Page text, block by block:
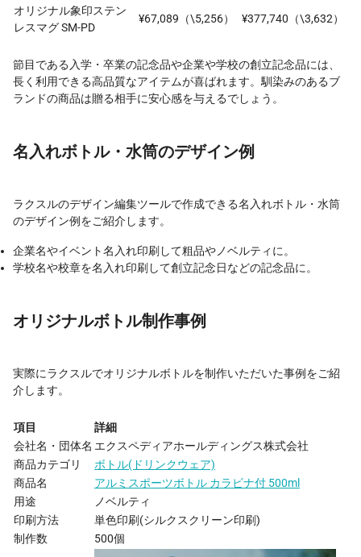
オリジナル象印ステン
レスマグ SM-PD
¥67,089（\5,256） ¥377,740（\3,632）
節目である入学・卒業の記念品や企業や学校の創立記念品には、
長く利用できる高品質なアイテムが喜ばれます。馴染みのあるブ
ランドの商品は贈る相手に安心感を与えるでしょう。
名入れボトル・水筒のデザイン例
ラクスルのデザイン編集ツールで作成できる名入れボトル・水筒
のデザイン例をご紹介します。
企業名やイベント名入れ印刷して粗品やノベルティに。
学校名や校章を名入れ印刷して創立記念日などの記念品に。
オリジナルボトル制作事例
実際にラクスルでオリジナルボトルを制作いただいた事例をご紹
介します。
項目
詳細
会社名・団体名 エクスペディアホールディングス株式会社
商品カテゴリ
ボトル(ドリンクウェア)
商品名
アルミスポーツボトル カラビナ付 500ml
用途
ノベルティ
印刷方法
単色印刷(シルクスクリーン印刷)
制作数
500個